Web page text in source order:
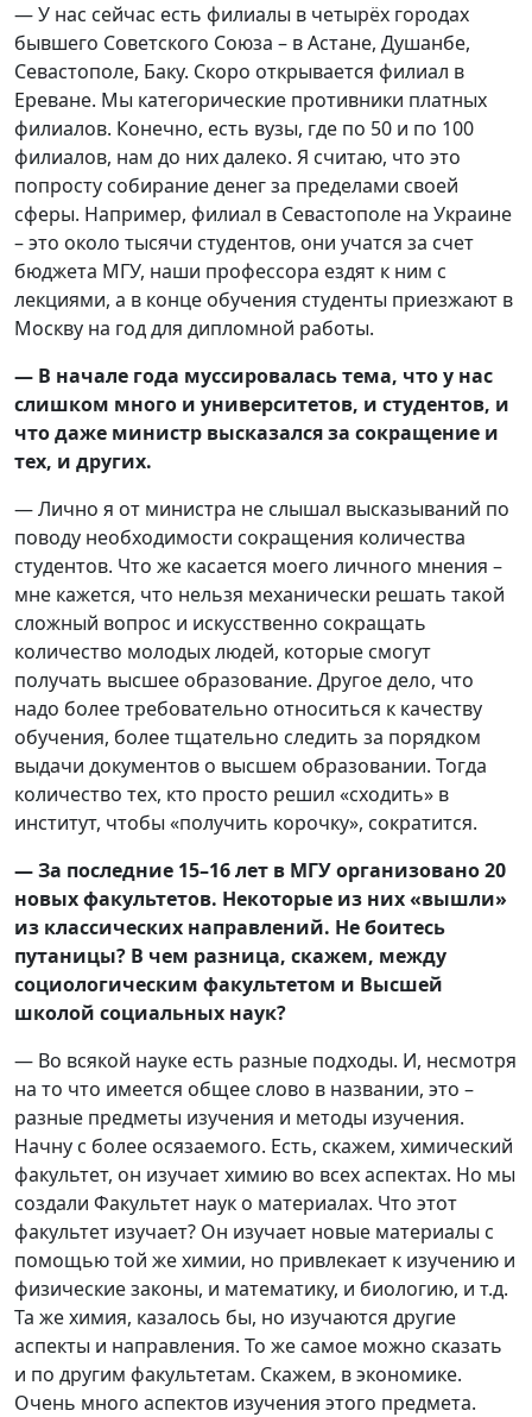
— У нас сейчас есть филиалы в четырёх городах
бывшего Советского Союза – в Астане, Душанбе,
Севастополе, Баку. Скоро открывается филиал в
Ереване. Мы категорические противники платных
филиалов. Конечно, есть вузы, где по 50 и по 100
филиалов, нам до них далеко. Я считаю, что это
попросту собирание денег за пределами своей
сферы. Например, филиал в Севастополе на Украине
– это около тысячи студентов, они учатся за счет
бюджета МГУ, наши профессора ездят к ним с
лекциями, а в конце обучения студенты приезжают в
Москву на год для дипломной работы.
— В начале года муссировалась тема, что у нас
слишком много и университетов, и студентов, и
что даже министр высказался за сокращение и
тех, и других.
— Лично я от министра не слышал высказываний по
поводу необходимости сокращения количества
студентов. Что же касается моего личного мнения –
мне кажется, что нельзя механически решать такой
сложный вопрос и искусственно сокращать
количество молодых людей, которые смогут
получать высшее образование. Другое дело, что
надо более требовательно относиться к качеству
обучения, более тщательно следить за порядком
выдачи документов о высшем образовании. Тогда
количество тех, кто просто решил «сходить» в
институт, чтобы «получить корочку», сократится.
— За последние 15–16 лет в МГУ организовано 20
новых факультетов. Некоторые из них «вышли»
из классических направлений. Не боитесь
путаницы? В чем разница, скажем, между
социологическим факультетом и Высшей
школой социальных наук?
— Во всякой науке есть разные подходы. И, несмотря
на то что имеется общее слово в названии, это –
разные предметы изучения и методы изучения.
Начну с более осязаемого. Есть, скажем, химический
факультет, он изучает химию во всех аспектах. Но мы
создали Факультет наук о материалах. Что этот
факультет изучает? Он изучает новые материалы с
помощью той же химии, но привлекает к изучению и
физические законы, и математику, и биологию, и т.д.
Та же химия, казалось бы, но изучаются другие
аспекты и направления. То же самое можно сказать
и по другим факультетам. Скажем, в экономике.
Очень много аспектов изучения этого предмета.